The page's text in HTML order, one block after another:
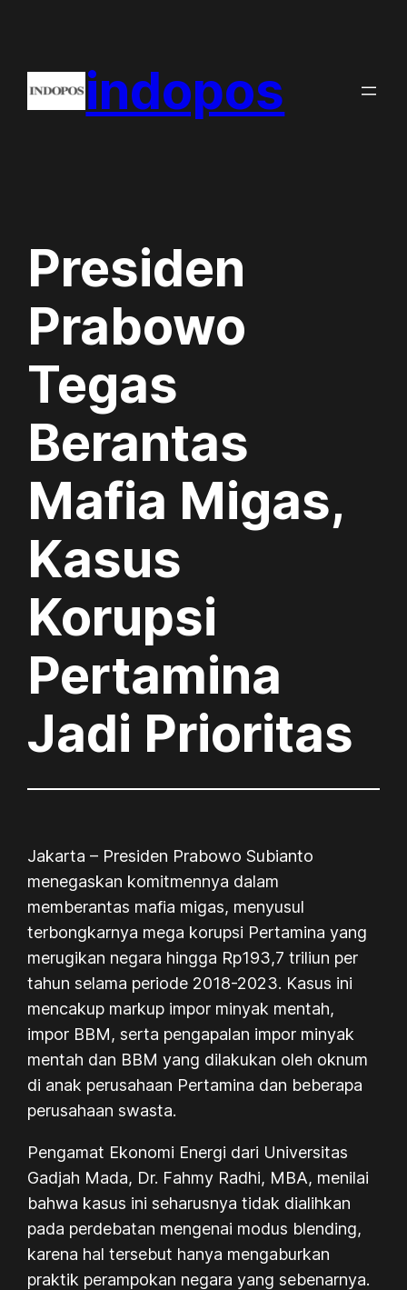
content
indopos
Presiden
Prabowo
Tegas
Berantas
Mafia Migas,
Kasus
Korupsi
Pertamina
Jadi Prioritas
Jakarta – Presiden Prabowo Subianto
menegaskan komitmennya dalam
memberantas mafia migas, menyusul
terbongkarnya mega korupsi Pertamina yang
merugikan negara hingga Rp193,7 triliun per
tahun selama periode 2018-2023. Kasus ini
mencakup markup impor minyak mentah,
impor BBM, serta pengapalan impor minyak
mentah dan BBM yang dilakukan oleh oknum
di anak perusahaan Pertamina dan beberapa
perusahaan swasta.
Pengamat Ekonomi Energi dari Universitas
Gadjah Mada, Dr. Fahmy Radhi, MBA, menilai
bahwa kasus ini seharusnya tidak dialihkan
pada perdebatan mengenai modus blending,
karena hal tersebut hanya mengaburkan
praktik perampokan negara yang sebenarnya.